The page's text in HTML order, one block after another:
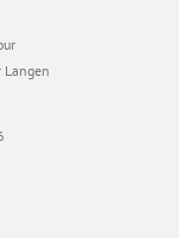
Langen